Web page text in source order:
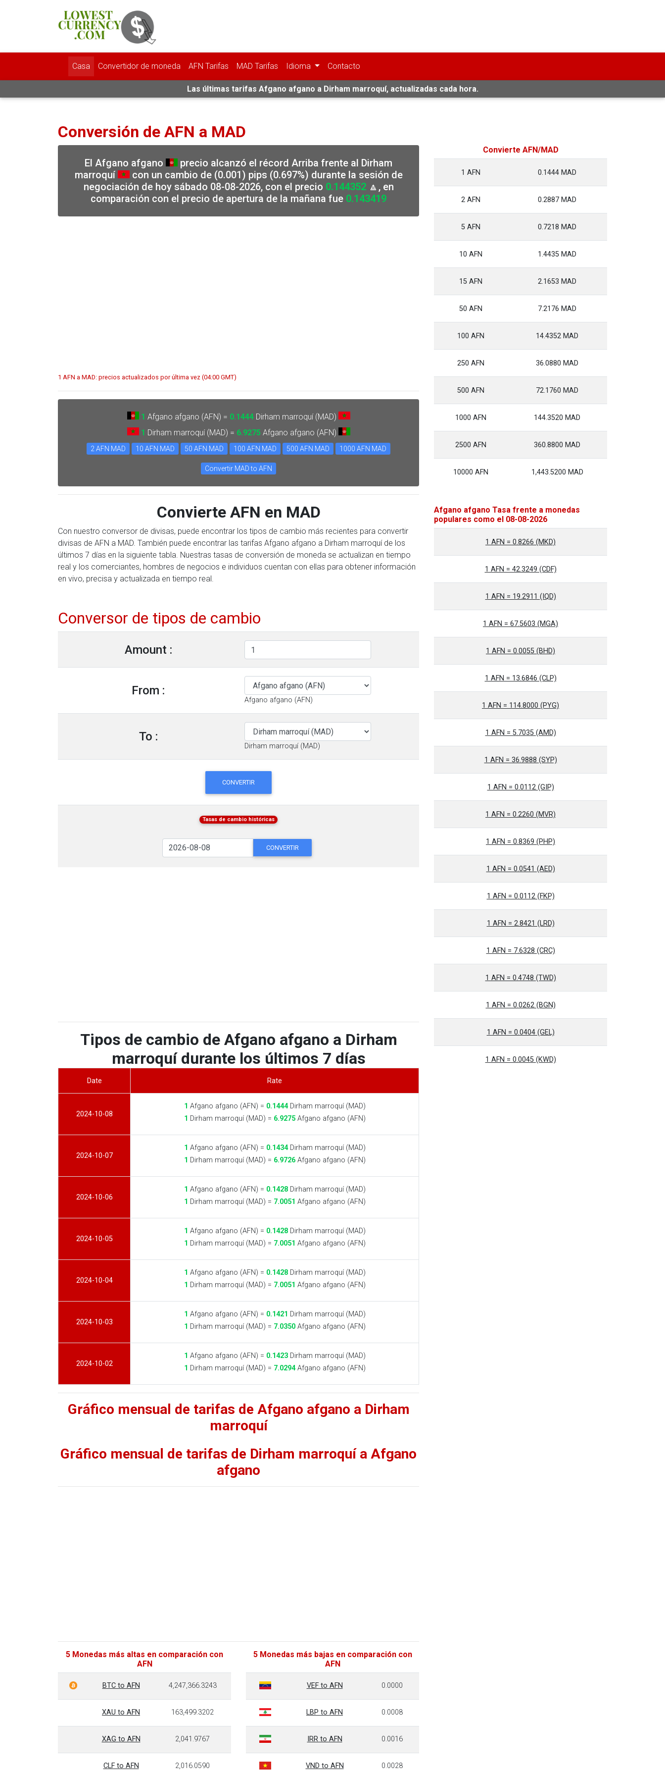
Casa Convertidor de moneda AFN Tarifas MAD Tarifas Idioma Contacto
Las últimas tarifas Afgano afgano a Dirham marroquí, actualizadas cada hora.
Conversión de AFN a MAD
El Afgano afgano
precio alcanzó el récord Arriba frente al Dirham
marroquí
con un cambio de (0.001) pips (0.697%) durante la sesión de
negociación de hoy sábado 08-08-2026, con el precio 0.144352🔼, en
comparación con el precio de apertura de la mañana fue 0.143419
1 AFN a MAD: precios actualizados por última vez (04:00 GMT)
1 Afgano afgano (AFN) = 0.1444Dirham marroquí (MAD)
1 Dirham marroquí (MAD) = 6.9275 Afgano afgano (AFN)
2 AFN MAD 10 AFN MAD 50 AFN MAD 100 AFN MAD 500 AFN MAD 1000 AFN MAD
Convertir MAD to AFN
Convierte AFN en MAD
Con nuestro conversor de divisas, puede encontrar los tipos de cambio más recientes para convertir
divisas de AFN a MAD. También puede encontrar las tarifas Afgano afgano a Dirham marroquí de los
últimos 7 días en la siguiente tabla. Nuestras tasas de conversión de moneda se actualizan en tiempo
real y los comerciantes, hombres de negocios e individuos cuentan con ellas para obtener información
en vivo, precisa y actualizada en tiempo real.
Conversor de tipos de cambio
Amount :
From :
Afgano afgano (AFN)
To :
Dirham marroquí (MAD)
CONVERTIR
Tasas de cambio históricas
CONVERTIR
Tipos de cambio de Afgano afgano a Dirham
marroquí durante los últimos 7 días
Date Rate
2024-10-08
1 Afgano afgano (AFN) = 0.1444Dirham marroquí (MAD)
1 Dirham marroquí (MAD) = 6.9275Afgano afgano (AFN)
2024-10-07
1 Afgano afgano (AFN) = 0.1434Dirham marroquí (MAD)
1 Dirham marroquí (MAD) = 6.9726Afgano afgano (AFN)
2024-10-06
1 Afgano afgano (AFN) = 0.1428Dirham marroquí (MAD)
1 Dirham marroquí (MAD) = 7.0051 Afgano afgano (AFN)
2024-10-05
1 Afgano afgano (AFN) = 0.1428Dirham marroquí (MAD)
1 Dirham marroquí (MAD) = 7.0051 Afgano afgano (AFN)
2024-10-04
1 Afgano afgano (AFN) = 0.1428Dirham marroquí (MAD)
1 Dirham marroquí (MAD) = 7.0051 Afgano afgano (AFN)
2024-10-03
1 Afgano afgano (AFN) = 0.1421 Dirham marroquí (MAD)
1 Dirham marroquí (MAD) = 7.0350Afgano afgano (AFN)
2024-10-02
1 Afgano afgano (AFN) = 0.1423Dirham marroquí (MAD)
1 Dirham marroquí (MAD) = 7.0294Afgano afgano (AFN)
Gráfico mensual de tarifas de Afgano afgano a Dirham
marroquí
Gráfico mensual de tarifas de Dirham marroquí a Afgano
afgano
5 Monedas más altas en comparación con
AFN
BTC to AFN 4,247,366.3243
XAU to AFN 163,499.3202
XAG to AFN 2,041.9767
CLF to AFN 2,016.0590
5 Monedas más bajas en comparación con
AFN
VEF to AFN 0.0000
LBP to AFN 0.0008
IRR to AFN 0.0016
VND to AFN 0.0028
Convierte AFN/MAD
1 AFN 0.1444 MAD
2 AFN 0.2887 MAD
5 AFN 0.7218 MAD
10 AFN 1.4435 MAD
15 AFN 2.1653 MAD
50 AFN 7.2176 MAD
100 AFN 14.4352 MAD
250 AFN 36.0880 MAD
500 AFN 72.1760 MAD
1000 AFN 144.3520 MAD
2500 AFN 360.8800 MAD
10000 AFN 1,443.5200 MAD
Afgano afgano Tasa frente a monedas
populares como el 08-08-2026
1 AFN = 0.8266 (MKD)
1 AFN = 42.3249 (CDF)
1 AFN = 19.2911 (IQD)
1 AFN = 67.5603 (MGA)
1 AFN = 0.0055 (BHD)
1 AFN = 13.6846 (CLP)
1 AFN = 114.8000 (PYG)
1 AFN = 5.7035 (AMD)
1 AFN = 36.9888 (SYP)
1 AFN = 0.0112 (GIP)
1 AFN = 0.2260 (MVR)
1 AFN = 0.8369 (PHP)
1 AFN = 0.0541 (AED)
1 AFN = 0.0112 (FKP)
1 AFN = 2.8421 (LRD)
1 AFN = 7.6328 (CRC)
1 AFN = 0.4748 (TWD)
1 AFN = 0.0262 (BGN)
1 AFN = 0.0404 (GEL)
1 AFN = 0.0045 (KWD)